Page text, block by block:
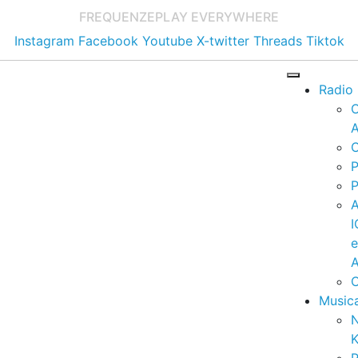
FREQUENZEPLAY EVERYWHERE
Instagram Facebook Youtube X-twitter Threads Tiktok
Radio
e